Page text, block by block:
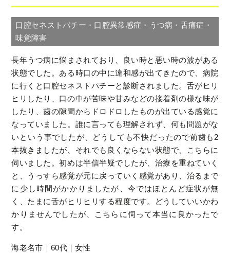
口腔セネストパチー・口腔異常感症・うつ病・舌痛症・
味覚障害
長年うつ病に悩まされており、良い時と悪い時の波がある
状態でした。ある時口の中に違和感が出てきたので、病院
に行くと口腔セネストパチーと診断されました。舌がヒリ
ヒリしたり、口の中が苦味や甘みなどの接着剤の様な味が
したり、歯の隙間からドロドロしたものが出ている感覚に
なっていました。誰に言っても理解されず、何も問題がな
いという事でしたが、どうしても不快だったので前歯も2
本抜きましたが、それでも良くならない状態で、こちらに
伺いました。初めは半信半疑でしたが、治療を重ねていく
と、うっすら感覚が元に戻っていく感覚があり、治るまで
に少し時間がかかりましたが、今ではほとんど症状が無
く、たまに舌がヒリヒリする程度です。どうしていいかわ
かりませんでしたが、こちらに伺って本当に良かったで
す。
海老名市｜60代｜女性